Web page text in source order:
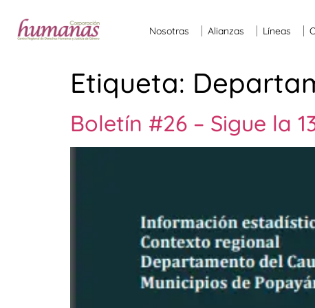
Nosotras Alianzas Líneas
Etiqueta:
Boletín #26 – Sigue la